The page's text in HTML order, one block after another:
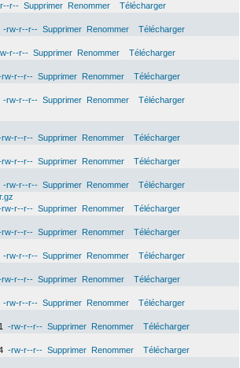
r-- Supprimer Renommer
Télécharger
-rw-r--r-- Supprimer Renommer
Télécharger
r--r-- Supprimer Renommer
Télécharger
rw-r--r-- Supprimer Renommer
Télécharger
-rw-r--r-- Supprimer Renommer
Télécharger
rw-r--r-- Supprimer Renommer
Télécharger
rw-r--r-- Supprimer Renommer
Télécharger
-rw-r--r-- Supprimer Renommer
Télécharger
rw-r--r-- Supprimer Renommer
Télécharger
rw-r--r-- Supprimer Renommer
Télécharger
-rw-r--r-- Supprimer Renommer
Télécharger
rw-r--r-- Supprimer Renommer
Télécharger
-rw-r--r-- Supprimer Renommer
Télécharger
-rw-r--r-- Supprimer Renommer
Télécharger
-rw-r--r-- Supprimer Renommer
Télécharger